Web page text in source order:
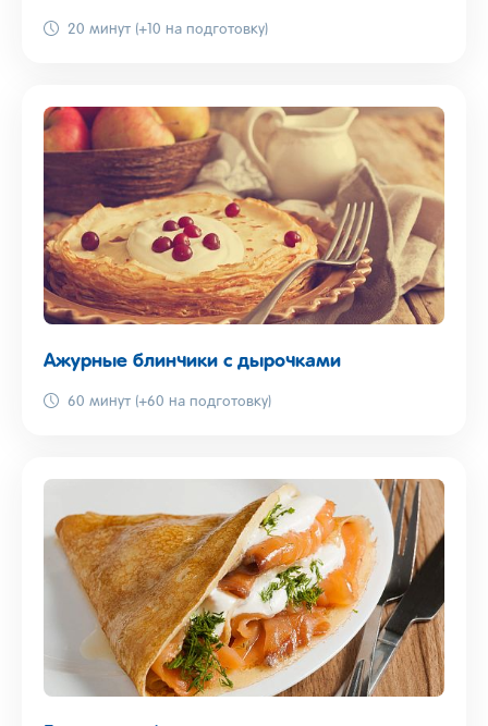
20 минут (+10 на подготовку)
Ажурные блинчики с дырочками
60 минут (+60 на подготовку)